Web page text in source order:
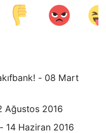
- 08 Mart
Ağustos 2016
- 14 Haziran 2016